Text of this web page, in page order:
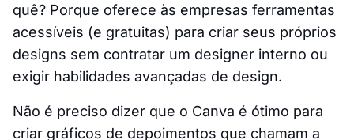
quê? Porque oferece às empresas ferramentas
acessíveis (e gratuitas) para criar seus próprios
designs sem contratar um designer interno ou
exigir habilidades avançadas de design.
Não é preciso dizer que o Canva é ótimo para
criar gráficos de depoimentos que chamam a